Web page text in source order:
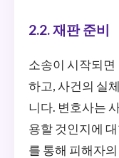
2.2. 재판 준비
소송이 시작되면
하고, 사건의 실
니다. 변호사는
용할 것인지에
를 통해 피해자